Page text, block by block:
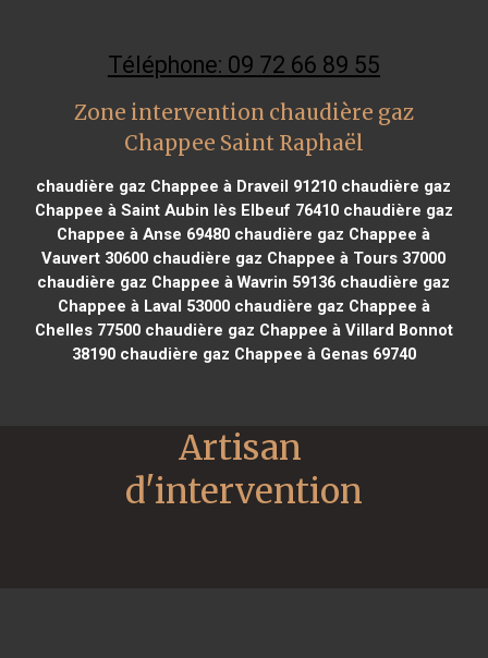
Téléphone: 09 72 66 89 55
Zone intervention chaudière gaz
Chappee Saint Raphaël
chaudière gaz Chappee à Draveil 91210 chaudière gaz
Chappee à Saint Aubin lès Elbeuf 76410chaudière gaz
Chappee à Anse 69480 chaudière gaz Chappee à
Vauvert 30600 chaudière gaz Chappee à Tours 37000
chaudière gaz Chappee à Wavrin 59136 chaudière gaz
Chappee à Laval 53000chaudière gaz Chappee à
Chelles 77500chaudière gaz Chappee à Villard Bonnot
38190chaudière gaz Chappee à Genas 69740
Artisan
d'intervention